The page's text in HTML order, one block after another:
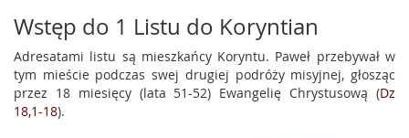
Wstęp do 1 Listu do Koryntian
Adresatami listu są mieszkańcy Koryntu. Paweł przebywał w
tym mieście podczas swej drugiej podróży misyjnej, głosząc
przez 18 miesięcy (lata 51-52) Ewangelię Chrystusową (Dz
18,1-18).